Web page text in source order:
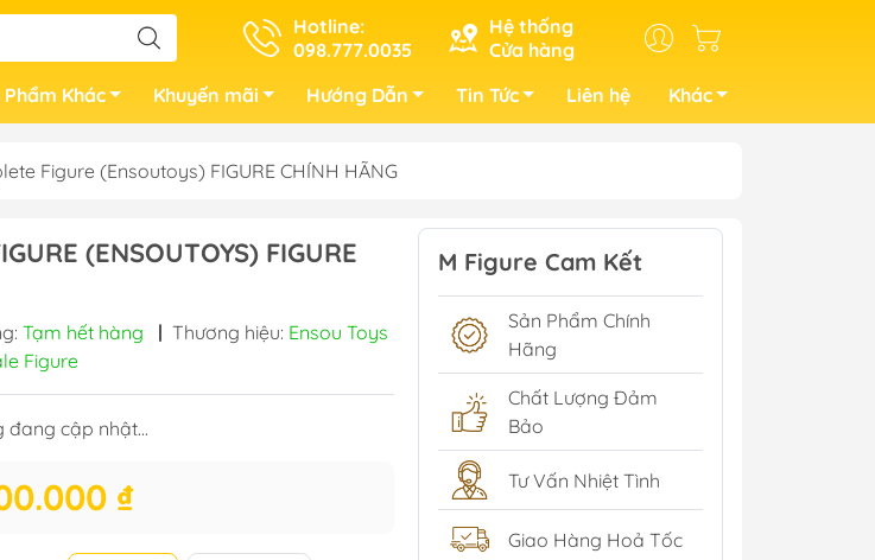
Hotline:
098.777.0035
Hệ thống
Cửa hàng
Phẩm Khác Khuyến mãi Hướng Dẫn Tin Tức Liên hệ Khác
Figure (Ensoutoys) FIGURE CHÍNH HÃNG
(ENSOUTOYS) FIGURE
Tạm hết hàng | Thương hiệu: Ensou Toys
Figure
đang cập nhật...
₫
M Figure Cam Kết
Sản Phẩm Chính
Hãng
Chất Lượng Đảm
Bảo
Tư Vấn Nhiệt Tình
Giao Hàng Hoả Tốc